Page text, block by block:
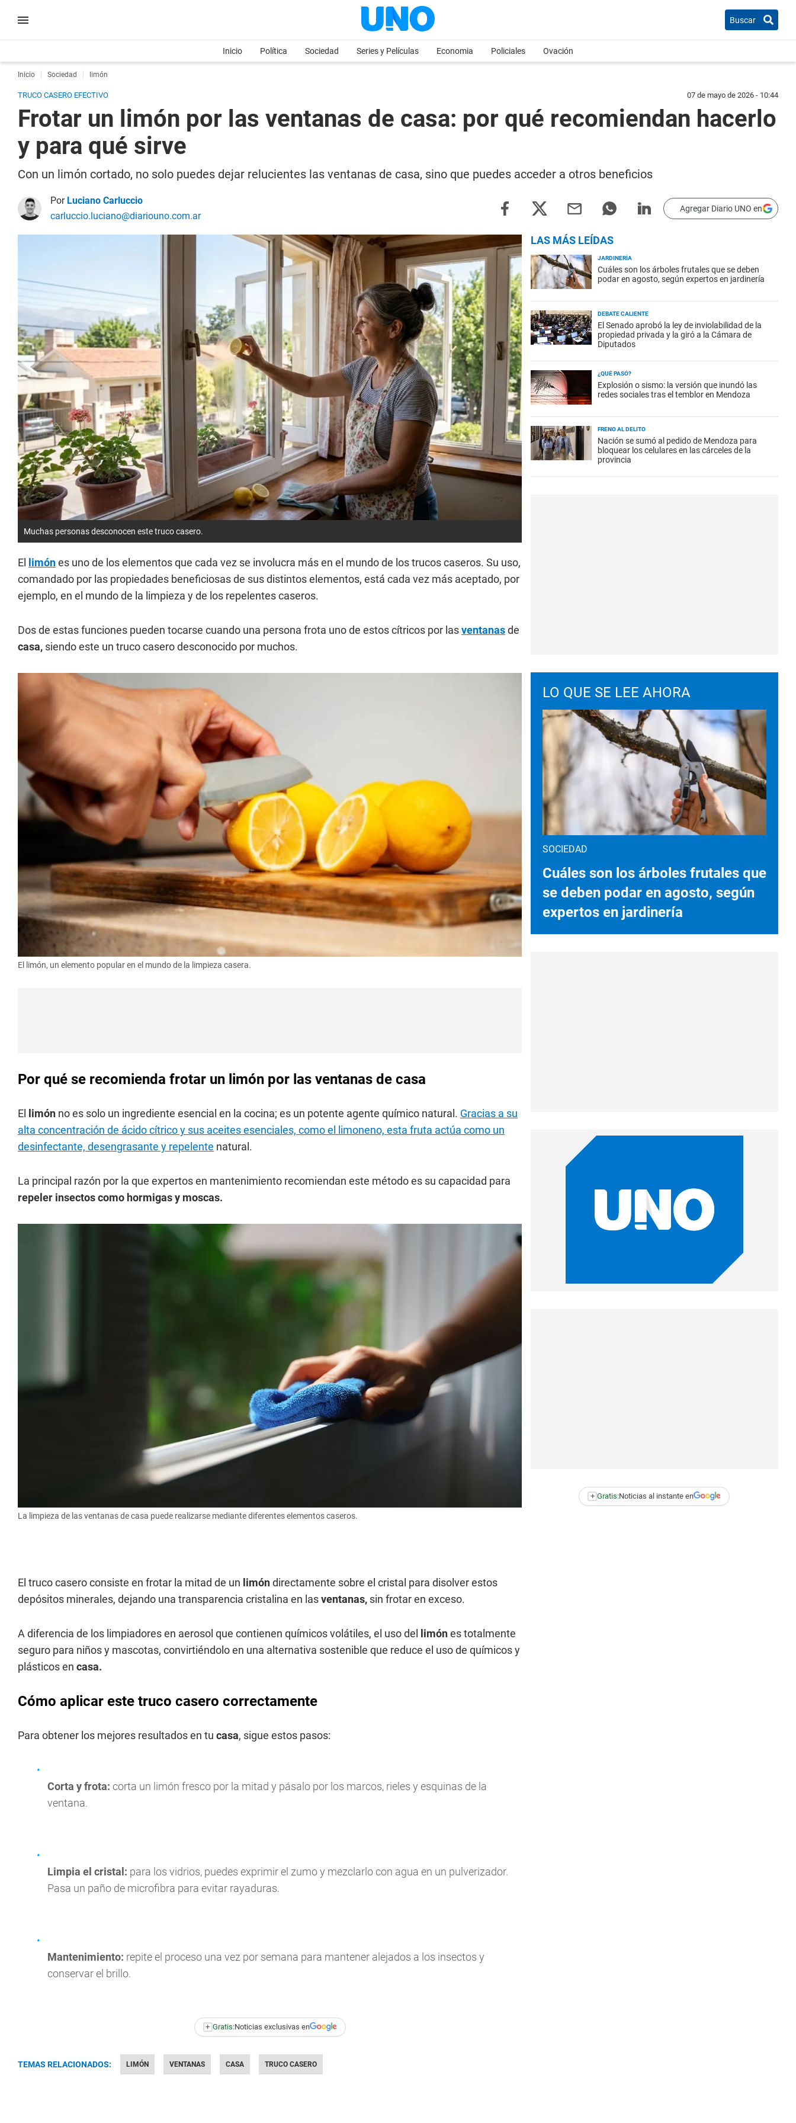
Buscar
Inicio Política Sociedad Series y Películas Economia Policiales Ovación
Inicio Sociedad limón
TRUCO CASERO EFECTIVO 07 de mayo de 2026 - 10:44
Frotar un limón por las ventanas de casa: por qué recomiendan hacerlo
y para qué sirve
Con un limón cortado, no solo puedes dejar relucientes las ventanas de casa, sino que puedes acceder a otros beneficios
Por Luciano Carluccio
carluccio.luciano@diariouno.com.ar
Agregar Diario UNO en
Muchas personas desconocen este truco casero.
El limónes uno de los elementos que cada vez se involucra más en el mundo de los trucos caseros. Su uso,
comandado por las propiedades beneficiosas de sus distintos elementos, está cada vez más aceptado, por
ejemplo, en el mundo de la limpieza y de los repelentes caseros.
Dos de estas funciones pueden tocarse cuando una persona frota uno de estos cítricos por lasventanasde
casa, siendo este un truco casero desconocido por muchos.
El limón, un elemento popular en el mundo de la limpieza casera.
Por qué se recomienda frotar un limón por las ventanas de casa
El limón no es solo un ingrediente esencial en la cocina; es un potente agente químico natural. Gracias a su
alta concentración de ácido cítrico y sus aceites esenciales, como el limoneno, esta fruta actúa como un
desinfectante, desengrasante y repelente natural.
La principal razón por la que expertos en mantenimiento recomiendan este método es su capacidad para
repeler insectos como hormigas y moscas.
La limpieza de las ventanas de casa puede realizarse mediante diferentes elementos caseros.
El truco casero consiste en frotar la mitad de un limóndirectamente sobre el cristal para disolver estos
depósitos minerales, dejando una transparencia cristalina en lasventanas, sin frotar en exceso.
A diferencia de los limpiadores en aerosol que contienen químicos volátiles, el uso del limónes totalmente
seguro para niños y mascotas, convirtiéndolo en una alternativa sostenible que reduce el uso de químicos y
plásticos en casa.
Cómo aplicar este truco casero correctamente
Para obtener los mejores resultados en tu casa, sigue estos pasos:
Corta y frota: corta un limón fresco por la mitad y pásalo por los marcos, rieles y esquinas de la
ventana.
Limpia el cristal: para los vidrios, puedes exprimir el zumo y mezclarlo con agua en un pulverizador.
Pasa un paño de microfibra para evitar rayaduras.
Mantenimiento: repite el proceso una vez por semana para mantener alejados a los insectos y
conservar el brillo.
+ Gratis:Noticias exclusivas en
TEMAS RELACIONADOS: LIMÓN VENTANAS CASA TRUCO CASERO
LAS MÁS LEÍDAS
JARDINERÍA
Cuáles son los árboles frutales que se deben
podar en agosto, según expertos en jardinería
DEBATE CALIENTE
El Senado aprobó la ley de inviolabilidad de la
propiedad privada y la giró a la Cámara de
Diputados
¿QUÉ PASÓ?
Explosión o sismo: la versión que inundó las
redes sociales tras el temblor en Mendoza
FRENO AL DELITO
Nación se sumó al pedido de Mendoza para
bloquear los celulares en las cárceles de la
provincia
LO QUE SE LEE AHORA
SOCIEDAD
Cuáles son los árboles frutales que
se deben podar en agosto, según
expertos en jardinería
+ Gratis:Noticias al instante en